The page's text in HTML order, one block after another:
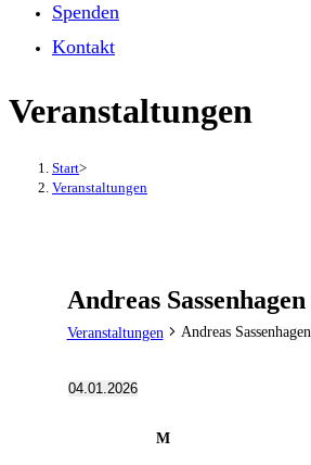
Spenden
Kontakt
Veranstaltungen
Start>
Veranstaltungen
Andreas Sassenhagen
Veranstaltungen Andreas Sassenhagen
Veranstaltungen
04.01.2026
MMontag